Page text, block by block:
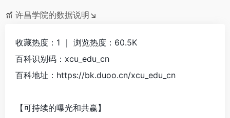
许昌学院的数据说明↘
收藏热度：1 ｜ 浏览热度：60.5K
百科识别码：xcu_edu_cn
百科地址：https://bk.duoo.cn/xcu_edu_cn
【可持续的曝光和共赢】